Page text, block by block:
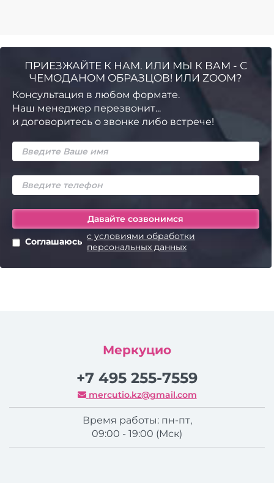
ПРИЕЗЖАЙТЕ К НАМ. ИЛИ МЫ К ВАМ - С
ЧЕМОДАНОМ ОБРАЗЦОВ! ИЛИ ZOOM?
Консультация в любом формате.
Наш менеджер перезвонит...
и договоритесь о звонке либо встрече!
Соглашаюсь с условиями обработки
персональных данных
Меркуцио
+7 495 255-7559
mercutio.kz@gmail.com
Время работы: пн-пт,
09:00 - 19:00 (Мск)